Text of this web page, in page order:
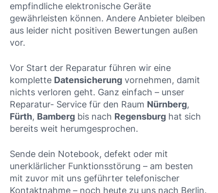
empfindliche elektronische Geräte
gewährleisten können. Andere Anbieter bleiben
aus leider nicht positiven Bewertungen außen
vor.
Vor Start der Reparatur führen wir eine
komplette Datensicherung vornehmen, damit
nichts verloren geht. Ganz einfach – unser
Reparatur- Service für den Raum Nürnberg,
Fürth, Bamberg bis nach Regensburg hat sich
bereits weit herumgesprochen.
Sende dein Notebook, defekt oder mit
unerklärlicher Funktionsstörung – am besten
mit zuvor mit uns geführter telefonischer
Kontaktnahme – noch heute zu uns nach Berlin.